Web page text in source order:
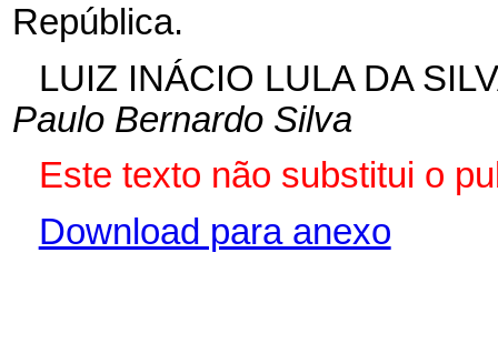
República.
LUIZ INÁCIO LULA DA
Paulo Bernardo Silva
Este texto não substitui o
Download para anexo